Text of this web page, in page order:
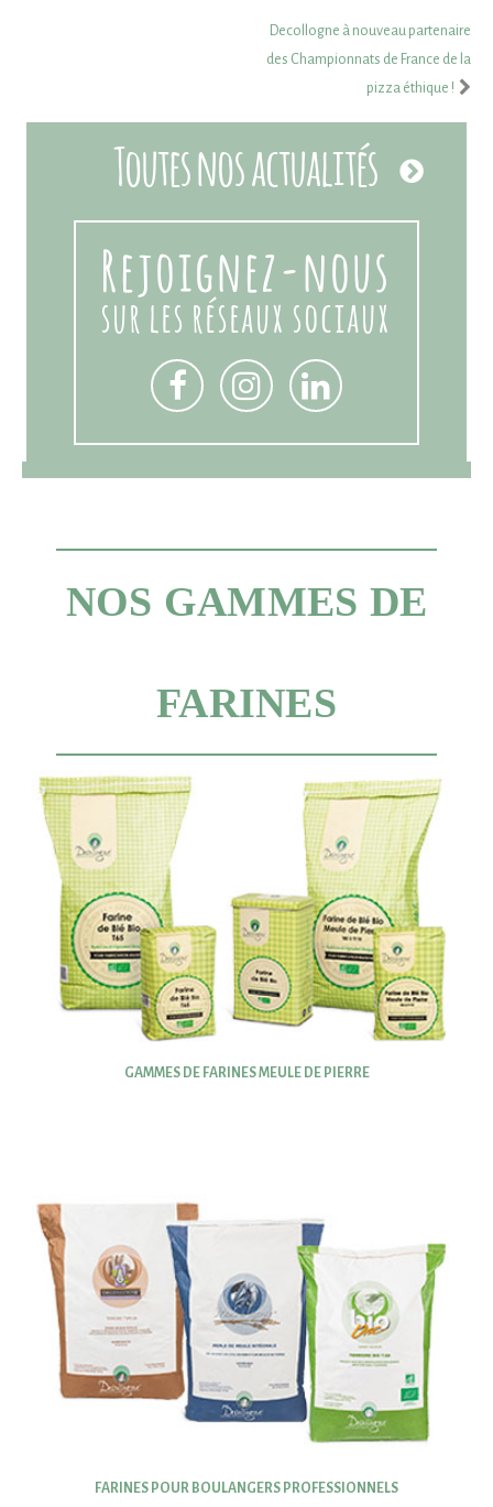
Decollogne à nouveau partenaire
des Championnats de France de la
pizza éthique !
Toutes nos actualités
Rejoignez-nous
sur les réseaux sociaux
NOS GAMMES DE
FARINES
GAMMES DE FARINES MEULE DE PIERRE
FARINES POUR BOULANGERS PROFESSIONNELS